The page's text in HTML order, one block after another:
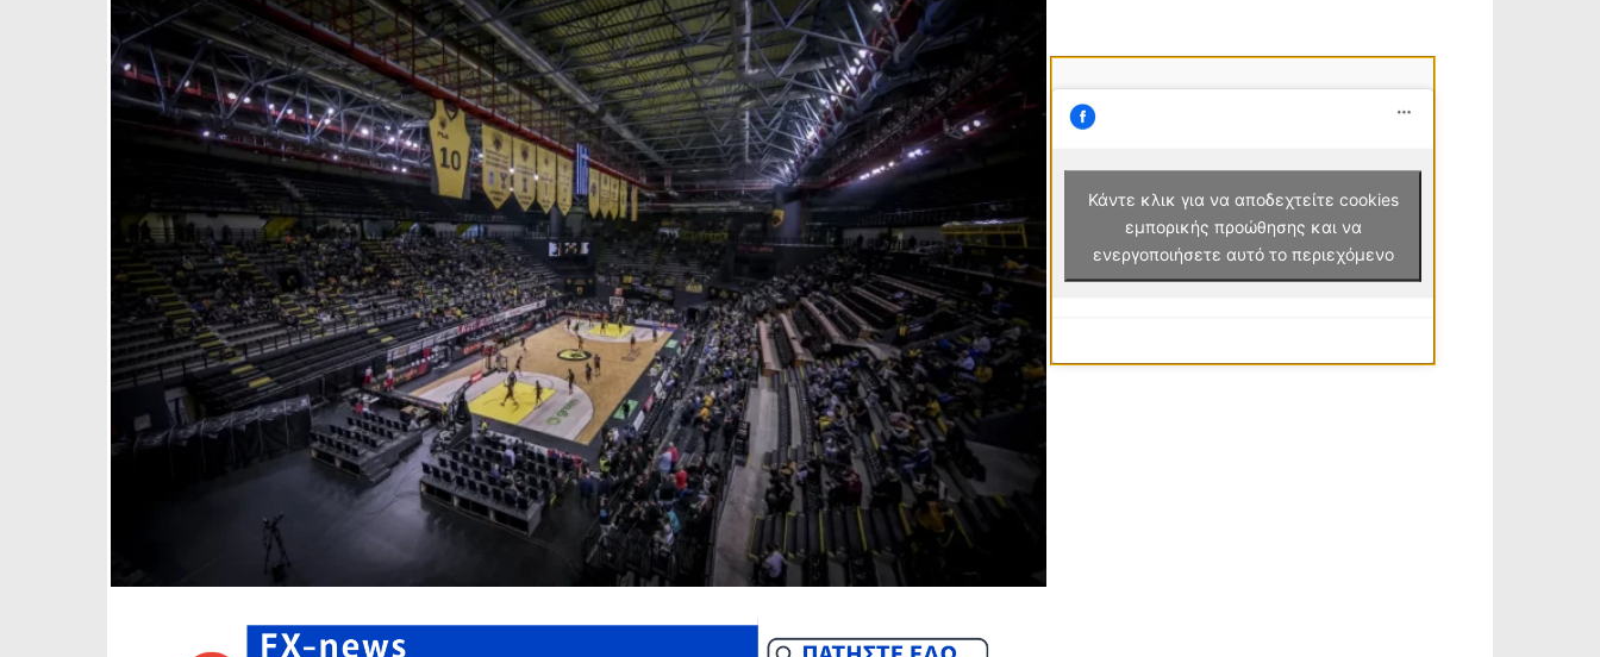
Κάντε κλικ για να αποδεχτείτε cookies
εμπορικής προώθησης και να
ενεργοποιήσετε αυτό το περιεχόμενο